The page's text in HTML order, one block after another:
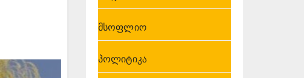
მსოფლიო
პოლიტიკა